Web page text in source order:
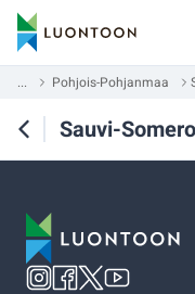
... Pohjois-Pohjanmaa
Sauvi-